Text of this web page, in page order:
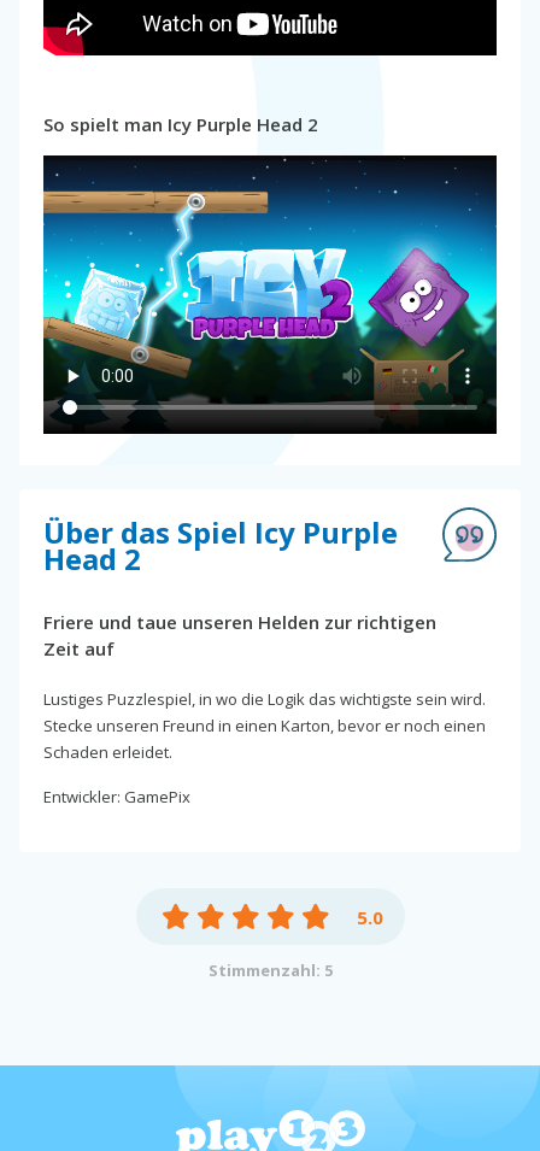
So spielt man Icy Purple Head 2
Über das Spiel Icy Purple
Head 2
Friere und taue unseren Helden zur richtigen
Zeit auf
Lustiges Puzzlespiel, in wo die Logik das wichtigste sein wird.
Stecke unseren Freund in einen Karton, bevor er noch einen
Schaden erleidet.
Entwickler: GamePix
5.0
Stimmenzahl: 5